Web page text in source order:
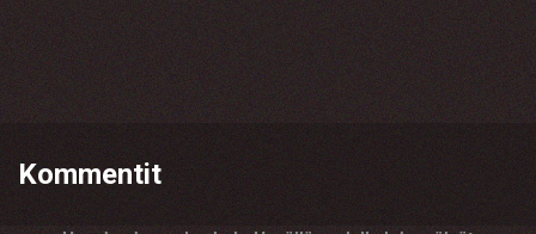
Kommentit